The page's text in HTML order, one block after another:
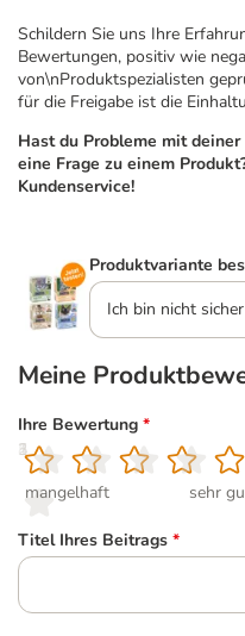
Schildern Sie uns Ihre
Bewertungen, positiv wie
von\nProduktspezialisten
für die Freigabe ist die
Hast du Probleme mit
eine Frage zu einem
Kundenservice!
Produktvariante
Ich bin nicht sicher
Meine
Ihre Bewertung *
1
mangelhaft
2
3
4
5
sehr
Titel Ihres Beitrags *